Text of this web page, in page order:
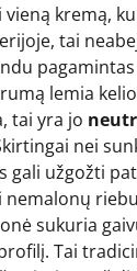
kremą,
tai
pagamintas
lemia
tai yra jo
nei
gali užgožti
nemalonų
sukuria
Tai